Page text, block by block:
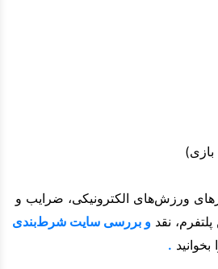
ورزش‌های الکترونیکی، ضرایب و
نقد و بررسی سایت شرط‌بندی
بخوانید .